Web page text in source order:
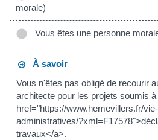
morale)
Vous êtes une personne
À savoir
Vous n'êtes pas obligé de recourir
architecte pour les projets soumis
href="https://www.hemevillers.fr/
administratives/
travaux</a>.